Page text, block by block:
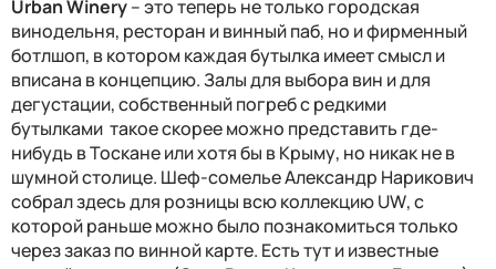
Urban Winery– это теперь не только городская
винодельня, ресторан и винный паб, но и фирменный
ботлшоп, вкотором каждая бутылка имеет смысл и
вписана в концепцию. Залы для выбора вин и для
дегустации, собственный погреб с редкими
бутылками ­ такое скорее можно представить где-
нибудь в Тоскане или хотя бы в Крыму, но никак не в
шумной столице. Шеф-сомелье Александр Нарикович
собрал здесь для розницы всю коллекциюUW, с
которой раньше можно было познакомиться только
через заказ по винной карте. Есть тут и известные